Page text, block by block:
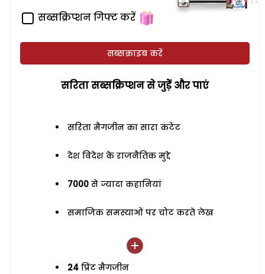
सब्सक्रिप्शन गिफ्ट करें
सब्सक्राइब करें
सरिता सब्सक्रिप्शन से जुड़ेें और पाएं
सरिता मैगजीन का सारा कंटेंट
देश विदेश के राजनैतिक मुद्दे
7000 से ज्यादा कहानियां
समाजिक समस्याओं पर चोट करते लेख
24 प्रिंट मैगजीन